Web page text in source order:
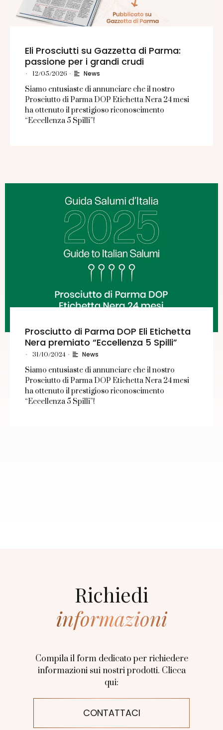
Eli Prosciutti su Gazzetta di Parma:
passione per i grandi crudi
• 12/05/2026 • News
Siamo entusiaste di annunciare che il nostro
Prosciutto di Parma DOP Etichetta Nera 24 mesi
ha ottenuto il prestigioso riconoscimento
“Eccellenza 5 Spilli”!
Prosciutto di Parma DOP Eli Etichetta
Nera premiato “Eccellenza 5 Spilli”
• 31/10/2024 • News
Siamo entusiaste di annunciare che il nostro
Prosciutto di Parma DOP Etichetta Nera 24 mesi
ha ottenuto il prestigioso riconoscimento
“Eccellenza 5 Spilli”!
Richiedi
informazioni
Compila il form dedicato per richiedere
informazioni sui nostri prodotti. Clicca
qui:
CONTATTACI